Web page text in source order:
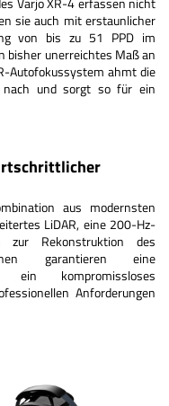
sie auch mit erstaunlicher
von bis zu 51 PPD im
bisher unerreichtes Maß an
Autofokussystem ahmt die
nach und sorgt so für ein
aus modernsten
LiDAR, eine 200-Hz-
zur Rekonstruktion des
garantieren eine
ein kompromissloses
Anforderungen